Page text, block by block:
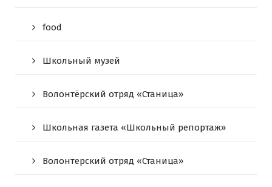
food
Школьный музей
Волонтёрский отряд «Станица»
Школьная газета «Школьный репортаж»
Волонтерский отряд «Станица»